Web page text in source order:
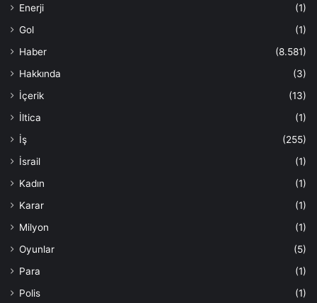
Enerji
(1)
Gol
(1)
Haber
(8.581)
Hakkında
(3)
İçerik
(13)
İltica
(1)
İş
(255)
İsrail
(1)
Kadın
(1)
Karar
(1)
Milyon
(1)
Oyunlar
(5)
Para
(1)
Polis
(1)